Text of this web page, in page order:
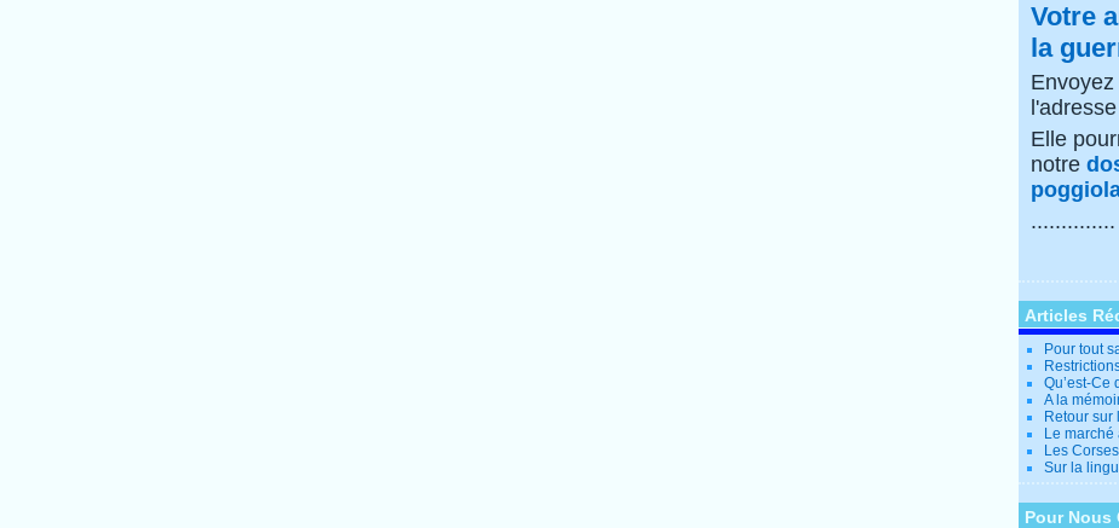
Votre
la
l'adresse
Elle
notre
..............
Articles
Pour tout
Qu’est-Ce
A la
Retour sur
Le
Les
Sur la
Pour Nous